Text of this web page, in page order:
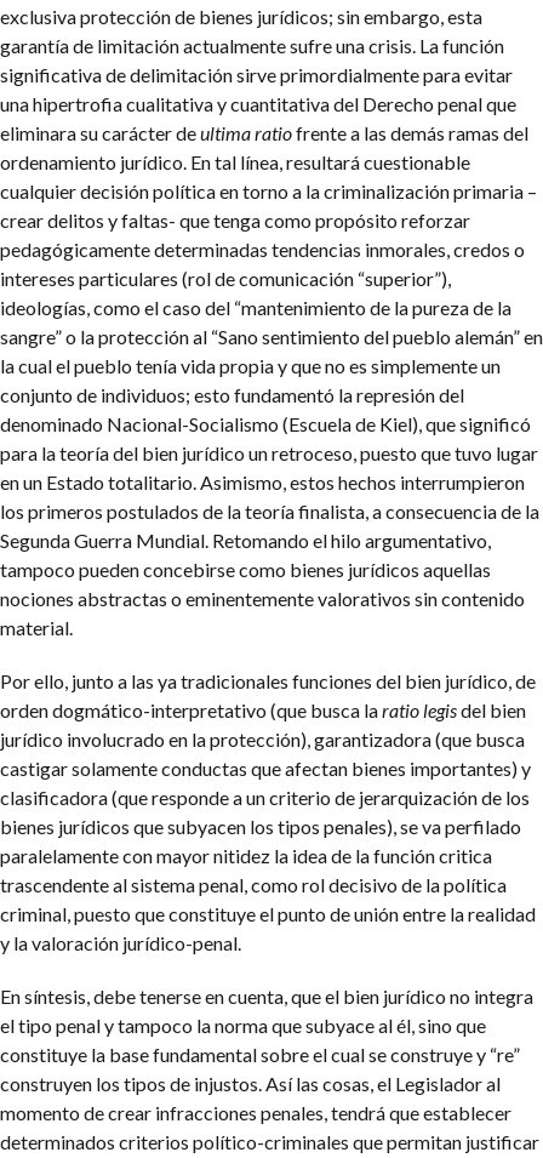
exclusiva protección de bienes jurídicos; sin embargo, esta
garantía de limitación actualmente sufre una crisis. La función
significativa de delimitación sirve primordialmente para evitar
una hipertrofia cualitativa y cuantitativa del Derecho penal que
eliminara su carácter deultima ratiofrente a las demás ramas del
ordenamiento jurídico. En tal línea, resultará cuestionable
cualquier decisión política en torno a la criminalización primaria –
crear delitos y faltas- que tenga como propósito reforzar
pedagógicamente determinadas tendencias inmorales, credos o
intereses particulares (rol de comunicación “superior”),
ideologías, como el caso del “mantenimiento de la pureza de la
sangre” o la protección al “Sano sentimiento del pueblo alemán” en
la cual el pueblo tenía vida propia y que no es simplemente un
conjunto de individuos; esto fundamentó la represión del
denominado Nacional-Socialismo (Escuela de Kiel), que significó
para la teoría del bien jurídico un retroceso, puesto que tuvo lugar
en un Estado totalitario. Asimismo, estos hechos interrumpieron
los primeros postulados de la teoría finalista, a consecuencia de la
Segunda Guerra Mundial. Retomando el hilo argumentativo,
tampoco pueden concebirse como bienes jurídicos aquellas
nociones abstractas o eminentemente valorativos sin contenido
material.
Por ello, junto a las ya tradicionales funciones del bien jurídico, de
orden dogmático-interpretativo (que busca laratio legisdel bien
jurídico involucrado en la protección), garantizadora (que busca
castigar solamente conductas que afectan bienes importantes) y
clasificadora (que responde a un criterio de jerarquización de los
bienes jurídicos que subyacen los tipos penales), se va perfilado
paralelamente con mayor nitidez la idea de la función critica
trascendente al sistema penal, como rol decisivo de la política
criminal, puesto que constituye el punto de unión entre la realidad
y la valoración jurídico-penal.
En síntesis, debe tenerse en cuenta, que el bien jurídico no integra
el tipo penal y tampoco la norma que subyace al él, sino que
constituye la base fundamental sobre el cual se construye y “re”
construyen los tipos de injustos. Así las cosas, el Legislador al
momento de crear infracciones penales, tendrá que establecer
determinados criterios político-criminales que permitan justificar